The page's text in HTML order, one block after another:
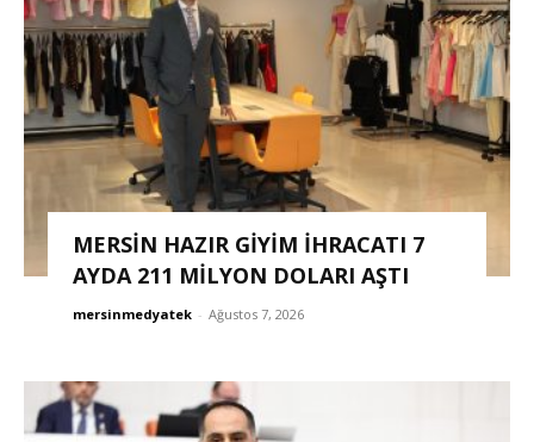
MERSİN HAZIR GİYİM İHRACATI 7
AYDA 211 MİLYON DOLARI AŞTI
mersinmedyatek - Ağustos 7, 2026